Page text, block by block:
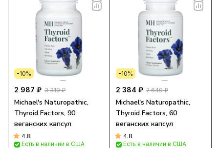
-10%
2 987 ₽ 3 319 ₽
Michael's Naturopathic,
Thyroid Factors, 90
веганских капсул
4.8
Есть в наличии в США
-10%
2 384 ₽ 2 649 ₽
Michael's Naturopathic,
Thyroid Factors, 60
веганских капсул
4.8
Есть в наличии в США